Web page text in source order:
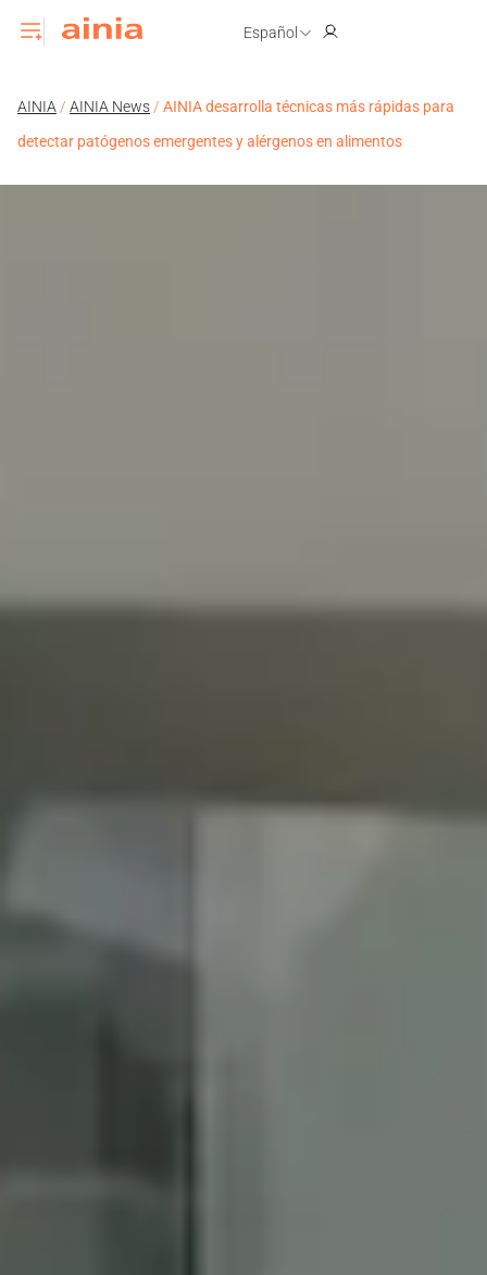
Español
AINIA / AINIA News / AINIA desarrolla técnicas más rápidas para
detectar patógenos emergentes y alérgenos en alimentos